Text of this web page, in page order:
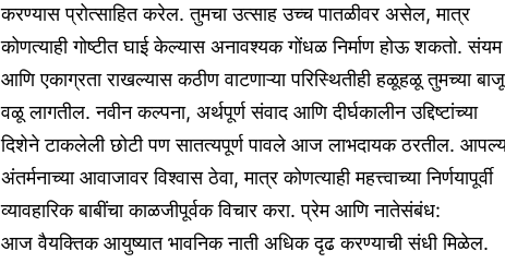
करण्यास प्रोत्साहित करेल. तुमचा उत्साह उच्च पातळीवर असेल, मात्र
कोणत्याही गोष्टीत घाई केल्यास अनावश्यक गोंधळ निर्माण होऊ शकतो. संयम
आणि एकाग्रता राखल्यास कठीण वाटणाऱ्या परिस्थितीही हळूहळू तुमच्या
वळू लागतील. नवीन कल्पना, अर्थपूर्ण संवाद आणि दीर्घकालीन उद्दिष्टांच्या
दिशेने टाकलेली छोटी पण सातत्यपूर्ण पावले आज लाभदायक ठरतील.
अंतर्मनाच्या आवाजावर विश्वास ठेवा, मात्र कोणत्याही महत्त्वाच्या निर्णयापूर्वी
व्यावहारिक बाबींचा काळजीपूर्वक विचार करा. प्रेम आणि नातेसंबंध:
आज वैयक्तिक आयुष्यात भावनिक नाती अधिक दृढ करण्याची संधी मिळेल.